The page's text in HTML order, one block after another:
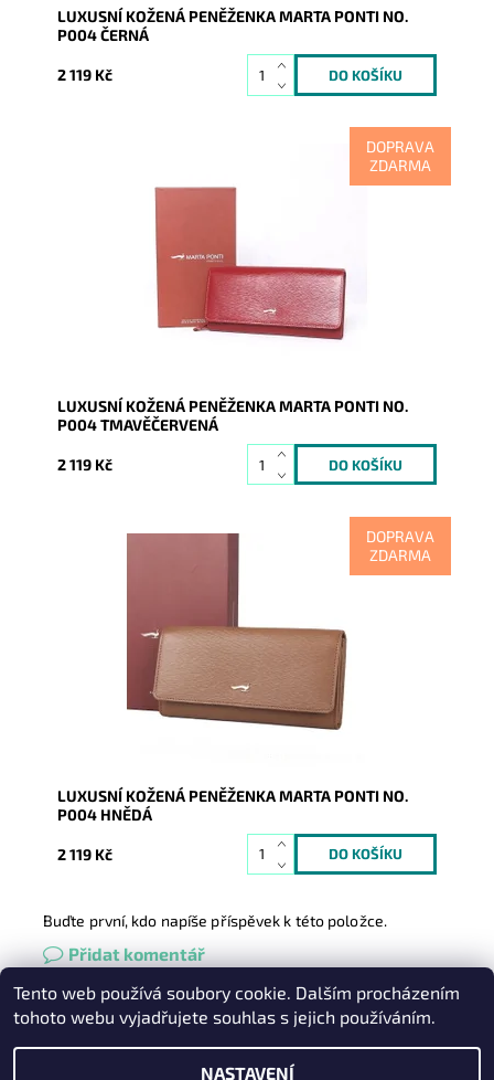
LUXUSNÍ KOŽENÁ PENĚŽENKA MARTA PONTI NO.
P004 ČERNÁ
2 119 Kč
DOPRAVA
ZDARMA
Luxusní tmavěčervená peněženka kde uvnitř je vše
přehledně uspořádané a po otevření peněženky v ní
Skladem
8595
Marta Ponti
LUXUSNÍ KOŽENÁ PENĚŽENKA MARTA PONTI NO.
P004 TMAVĚČERVENÁ
2 119 Kč
DOPRAVA
ZDARMA
Luxusní hnědá peněženka kde uvnitř je vše přehledně
Dostupnost:
Skladem
20362
Marta Ponti
2 roky
LUXUSNÍ KOŽENÁ PENĚŽENKA MARTA PONTI NO.
P004 HNĚDÁ
2 119 Kč
Buďte první, kdo napíše příspěvek k této položce.
Přidat komentář
Heureka.cz | Zboží.cz Oázakabelek
Tento web používá soubory cookie. Dalším procházením
tohoto webu vyjadřujete souhlas s jejich používáním.
NASTAVENÍ